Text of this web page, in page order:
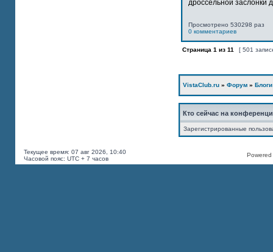
дроссельной заслонки
Просмотрено 530298 раз
0 комментариев
Страница 1 из 11 [ 501
VistaClub.ru » Форум » Блоги
Кто сейчас на
Зарегистрированные
Текущее время: 07 авг 2026, 10:40
Часовой пояс: UTC + 7 часов